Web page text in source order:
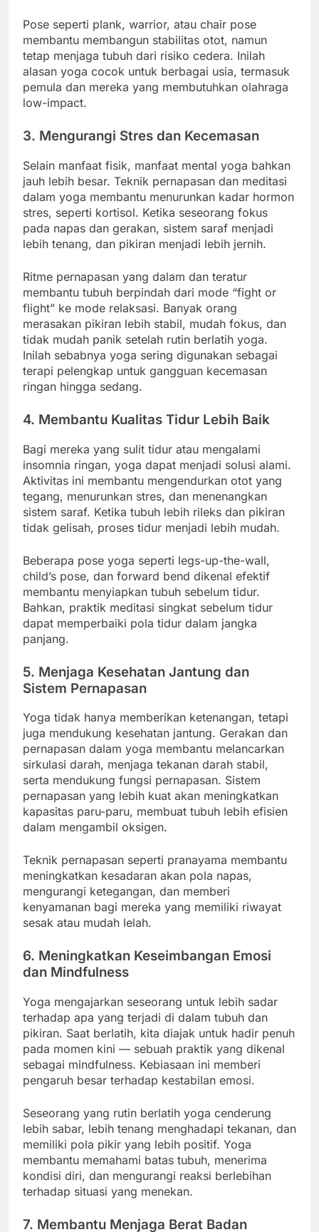
Pose seperti plank, warrior, atau chair pose
membantu membangun stabilitas otot, namun
tetap menjaga tubuh dari risiko cedera. Inilah
alasan yoga cocok untuk berbagai usia, termasuk
pemula dan mereka yang membutuhkan olahraga
low-impact.
3. Mengurangi Stres dan Kecemasan
Selain manfaat fisik, manfaat mental yoga bahkan
jauh lebih besar. Teknik pernapasan dan meditasi
dalam yoga membantu menurunkan kadar hormon
stres, seperti kortisol. Ketika seseorang fokus
pada napas dan gerakan, sistem saraf menjadi
lebih tenang, dan pikiran menjadi lebih jernih.
Ritme pernapasan yang dalam dan teratur
membantu tubuh berpindah dari mode “fight or
flight” ke mode relaksasi. Banyak orang
merasakan pikiran lebih stabil, mudah fokus, dan
tidak mudah panik setelah rutin berlatih yoga.
Inilah sebabnya yoga sering digunakan sebagai
terapi pelengkap untuk gangguan kecemasan
ringan hingga sedang.
4. Membantu Kualitas Tidur Lebih Baik
Bagi mereka yang sulit tidur atau mengalami
insomnia ringan, yoga dapat menjadi solusi alami.
Aktivitas ini membantu mengendurkan otot yang
tegang, menurunkan stres, dan menenangkan
sistem saraf. Ketika tubuh lebih rileks dan pikiran
tidak gelisah, proses tidur menjadi lebih mudah.
Beberapa pose yoga seperti legs-up-the-wall,
child’s pose, dan forward bend dikenal efektif
membantu menyiapkan tubuh sebelum tidur.
Bahkan, praktik meditasi singkat sebelum tidur
dapat memperbaiki pola tidur dalam jangka
panjang.
5. Menjaga Kesehatan Jantung dan
Sistem Pernapasan
Yoga tidak hanya memberikan ketenangan, tetapi
juga mendukung kesehatan jantung. Gerakan dan
pernapasan dalam yoga membantu melancarkan
sirkulasi darah, menjaga tekanan darah stabil,
serta mendukung fungsi pernapasan. Sistem
pernapasan yang lebih kuat akan meningkatkan
kapasitas paru-paru, membuat tubuh lebih efisien
dalam mengambil oksigen.
Teknik pernapasan seperti pranayama membantu
meningkatkan kesadaran akan pola napas,
mengurangi ketegangan, dan memberi
kenyamanan bagi mereka yang memiliki riwayat
sesak atau mudah lelah.
6. Meningkatkan Keseimbangan Emosi
dan Mindfulness
Yoga mengajarkan seseorang untuk lebih sadar
terhadap apa yang terjadi di dalam tubuh dan
pikiran. Saat berlatih, kita diajak untuk hadir penuh
pada momen kini — sebuah praktik yang dikenal
sebagai mindfulness. Kebiasaan ini memberi
pengaruh besar terhadap kestabilan emosi.
Seseorang yang rutin berlatih yoga cenderung
lebih sabar, lebih tenang menghadapi tekanan, dan
memiliki pola pikir yang lebih positif. Yoga
membantu memahami batas tubuh, menerima
kondisi diri, dan mengurangi reaksi berlebihan
terhadap situasi yang menekan.
7. Membantu Menjaga Berat Badan